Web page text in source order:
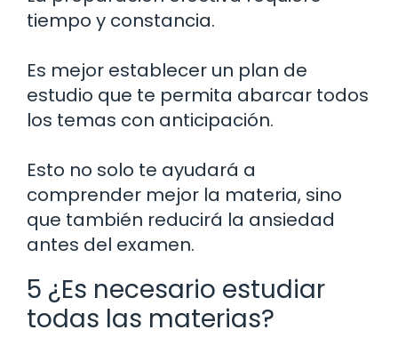
tiempo y constancia.
Es mejor establecer un plan de
estudio que te permita abarcar todos
los temas con anticipación.
Esto no solo te ayudará a
comprender mejor la materia, sino
que también reducirá la ansiedad
antes del examen.
5 ¿Es necesario estudiar
todas las materias?